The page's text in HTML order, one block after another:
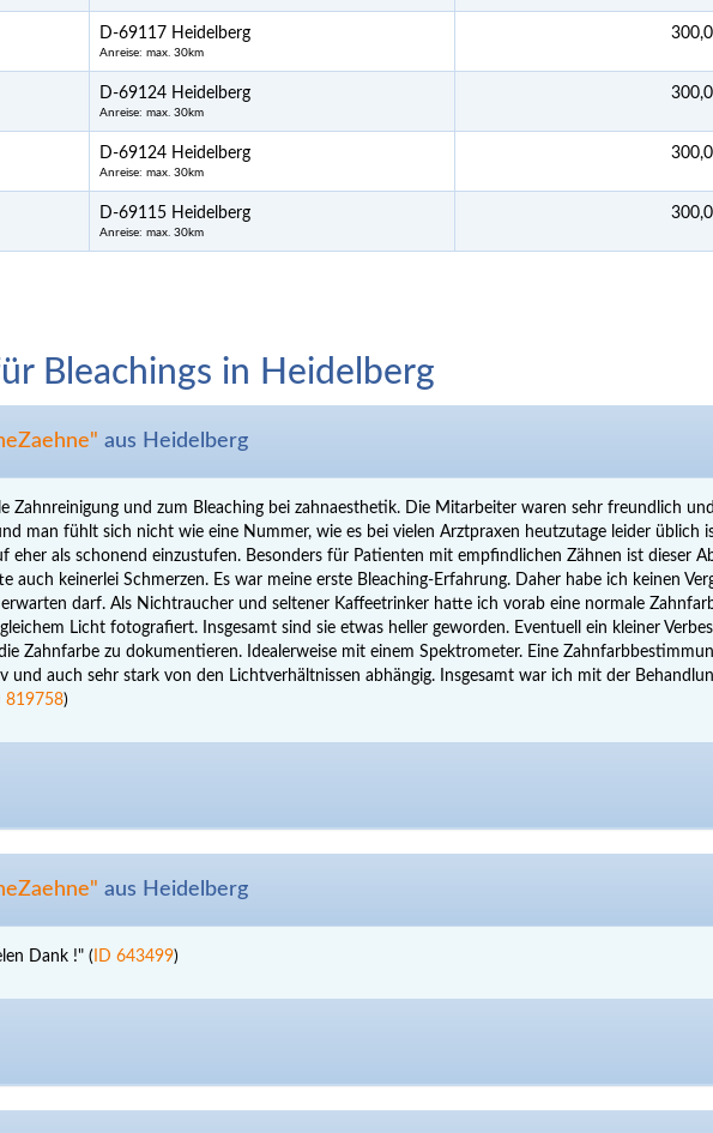
D-69117 Heidelberg
Anreise: max. 30km
D-69124 Heidelberg
Anreise: max. 30km
D-69124 Heidelberg
Anreise: max. 30km
D-69115 Heidelberg
Anreise: max. 30km
Bleachings in Heidelberg
aus Heidelberg
Zahnreinigung und zum Bleaching bei zahnaesthetik. Die Mitarbeiter waren sehr freundlich
man fühlt sich nicht wie eine Nummer, wie es bei vielen Arztpraxen heutzutage leider üblich
eher als schonend einzustufen. Besonders für Patienten mit empfindlichen Zähnen ist dieser
auch keinerlei Schmerzen. Es war meine erste Bleaching-Erfahrung. Daher habe ich keinen
darf. Als Nichtraucher und seltener Kaffeetrinker hatte ich vorab eine normale
Licht fotografiert. Insgesamt sind sie etwas heller geworden. Eventuell ein kleiner
Zahnfarbe zu dokumentieren. Idealerweise mit einem Spektrometer. Eine
und auch sehr stark von den Lichtverhältnissen abhängig. Insgesamt war ich mit der
819758)
aus Heidelberg
Dank !" ( ID 643499)